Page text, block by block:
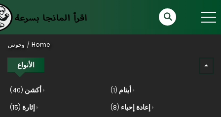
Home وحوش
الأنواع
أكشن (40) أيتام (1)
إثارة (15) إعادة إحياء (8)